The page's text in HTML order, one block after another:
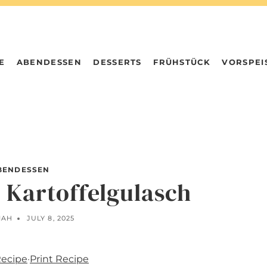
ABENDESSEN DESSERTS FRÜHSTÜCK
Kartoffelgulasch
JULY 8, 2025
·Print Recipe